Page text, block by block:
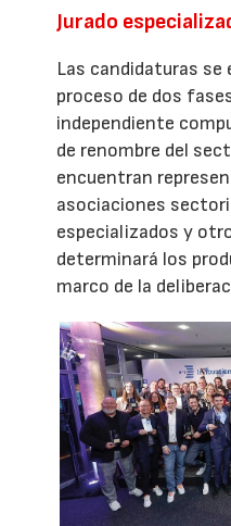
Jurado
Las candidaturas se
proceso de dos
independiente
de renombre del
encuentran
asociaciones
especializados y
determinará los
marco de la